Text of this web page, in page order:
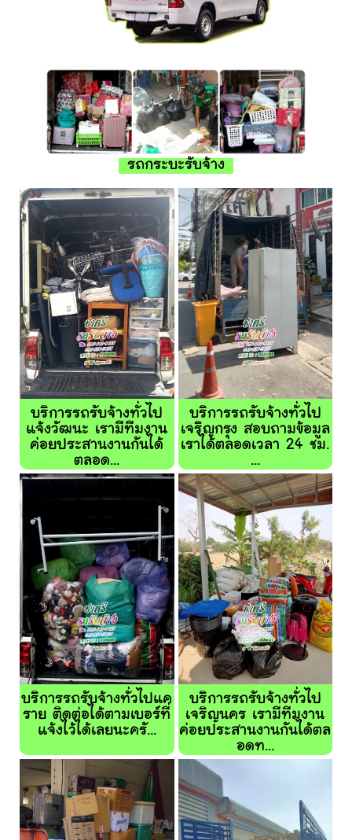
รถกระบะรับจ้าง
บริการรถรับจ้างทั่วไป
แจ้งวัฒนะ เรามีทีมงาน
ค่อยประสานงานกันได้
ตลอด...
บริการรถรับจ้างทั่วไป
เจริญกรุง สอบถามข้อมูล
เราได้ตลอดเวลา 24 ชม.
...
บริการรถรับจ้างทั่วไปแค
ราย ติดต่อได้ตามเบอร์ที่
แจ้งไว้ได้เลยนะครั...
บริการรถรับจ้างทั่วไป
เจริญนคร เรามีทีมงาน
ค่อยประสานงานกันได้ตล
อดท...